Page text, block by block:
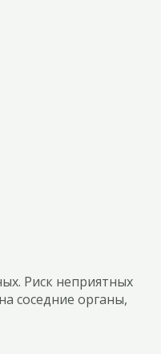
Риск неприятных
соседние органы,